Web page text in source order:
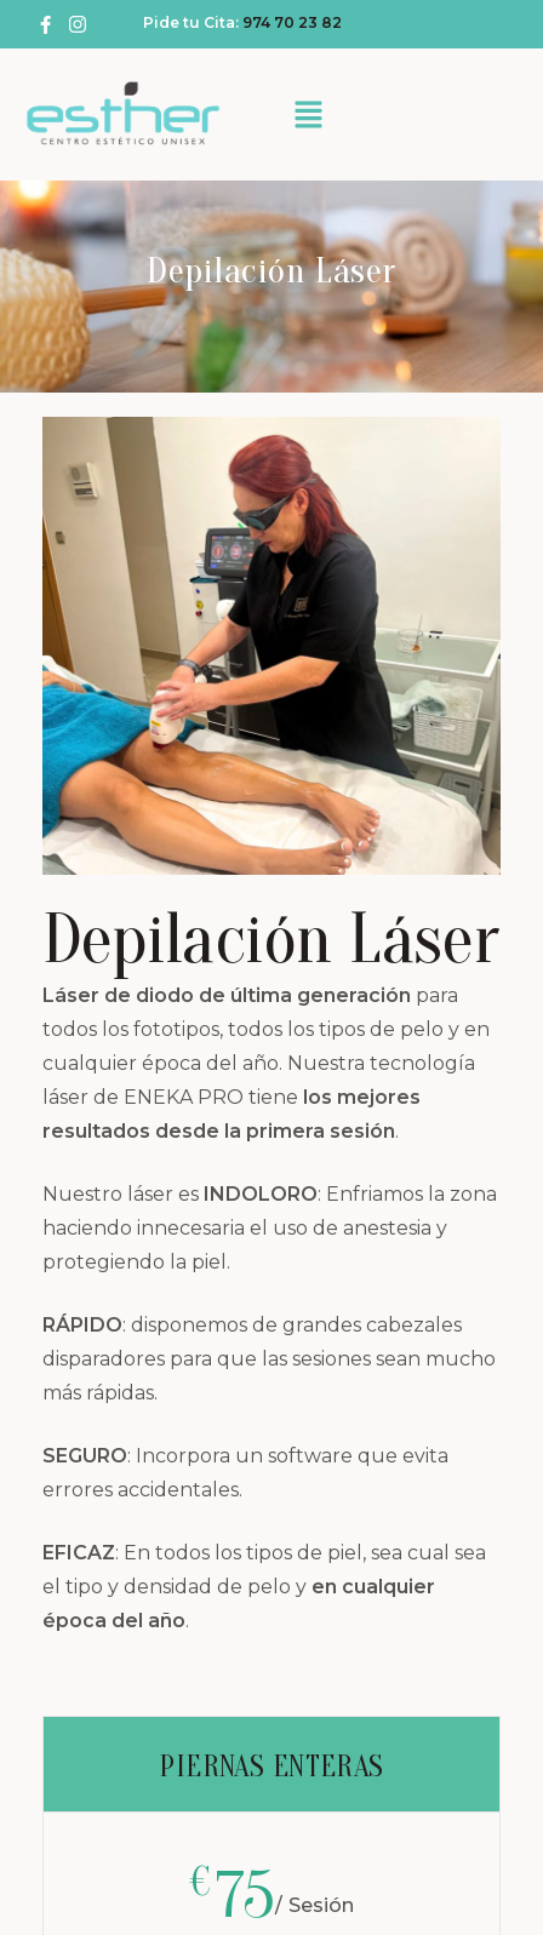
Pide tu Cita: 974 70 23 82
Depilación Láser
Depilación Láser
Láser de diodo de última generación para
todos los fototipos, todos los tipos de pelo y en
cualquier época del año. Nuestra tecnología
láser de ENEKA PRO tiene los mejores
resultados desde la primera sesión.
Nuestro láser es INDOLORO: Enfriamos la zona
haciendo innecesaria el uso de anestesia y
protegiendo la piel.
RÁPIDO: disponemos de grandes cabezales
disparadores para que las sesiones sean mucho
más rápidas.
SEGURO: Incorpora un software que evita
errores accidentales.
EFICAZ: En todos los tipos de piel, sea cual sea
el tipo y densidad de pelo y en cualquier
época del año.
PIERNAS ENTERAS
€75 Sesión